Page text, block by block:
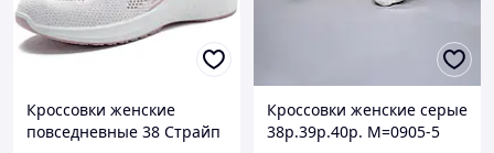
Кроссовки женские
повседневные 38 Страйп
Кроссовки женские серые
38р.39р.40р. М=0905-5